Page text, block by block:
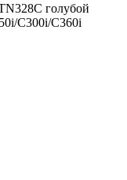
голубой
C300i/C360i